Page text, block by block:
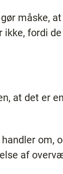
måske,
fordi
at det er
om,
af